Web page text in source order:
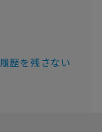
履歴を残さない